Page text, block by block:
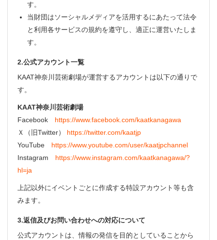
・ 交通案内
・ よくある質問
・ ミッション
・ 芸術監督
・ 施設概要
・ フロアマップ
・ レストラン/カフェ
KAAT 神奈川芸術劇場
す。
当財団はソーシャルメディアを活用するにあたって法令
と利用各サービスの規約を遵守し、適正に運営いたしま
す。
2.公式アカウント一覧
KAAT神奈川芸術劇場が運営するアカウントは以下の通りで
す。
KAAT神奈川芸術劇場
Facebook https://www.facebook.com/kaatkanagawa
Ｘ（旧Twitter） https://twitter.com/kaatjp
YouTube https://www.youtube.com/user/kaatjpchannel
Instagram https://www.instagram.com/kaatkanagawa/?
hl=ja
上記以外にイベントごとに作成する特設アカウント等も含
みます。
3.返信及びお問い合わせへの対応について
公式アカウントは、情報の発信を目的としていることから